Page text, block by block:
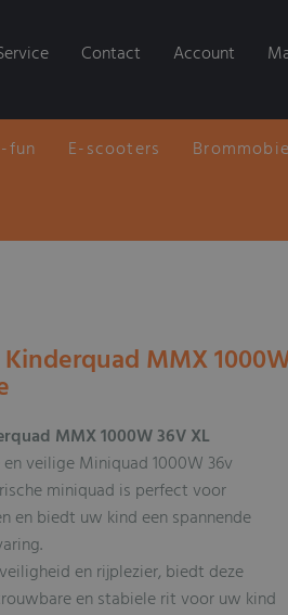
Contact Account
fun E-scooters
MMX
MMX 1000W 36V XL
veilige Miniquad 1000W 36v
miniquad is perfect voor
en biedt uw kind een spannende
en rijplezier, biedt deze
en stabiele rit voor uw kind